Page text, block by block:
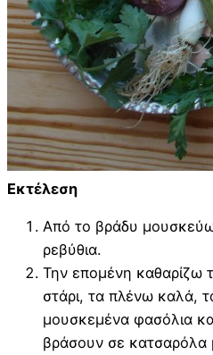
Εκτέλεση
Από το βράδυ
ρεβύθια.
Την επομένη καθαρίζω
στάρι, τα πλένω καλά,
μουσκεμένα φασόλια
βράσουν σε κατσαρόλα